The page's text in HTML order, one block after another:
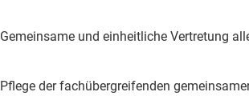
Gemeinsame und einheitliche Vertretung
Pflege der fachübergreifenden